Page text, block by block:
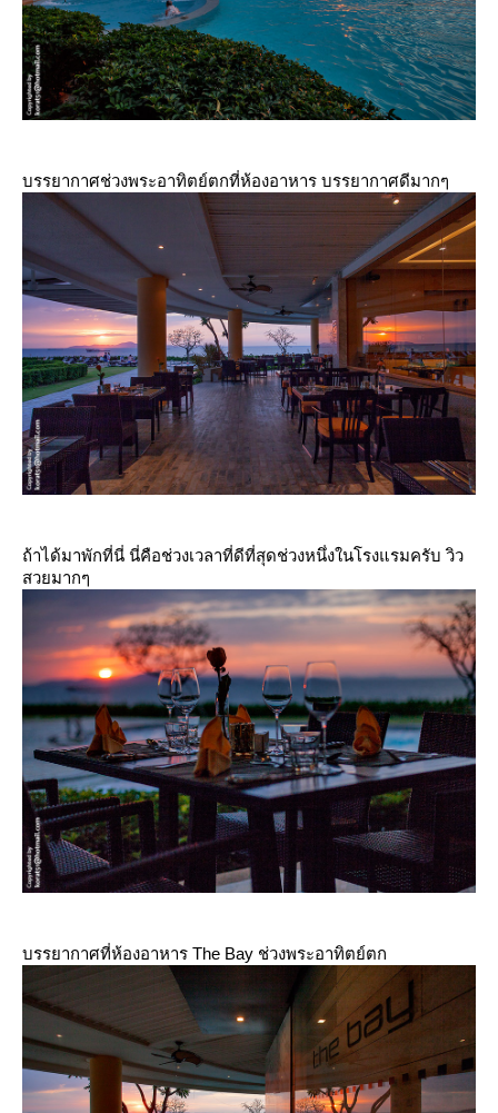
บรรยากาศช่วงพระอาทิตย์ตกที่ห้องอาหาร บรรยากาศดีมากๆ
ถ้าได้มาพักที่นี่ นี่คือช่วงเวลาที่ดีที่สุดช่วงหนึ่งในโรงแรมครับ วิว
สวยมากๆ
บรรยากาศที่ห้องอาหาร The Bay ช่วงพระอาทิตย์ตก